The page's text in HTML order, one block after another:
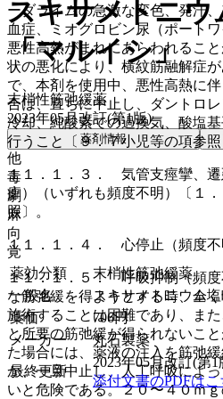
ーダライムの急激な変色、発汗
血症、ミオグロビン尿（ポート
悪性高熱がまれにあらわれるこ
状の悪化により、横紋筋融解症
で、本剤を使用中、悪性高熱に
合は、直ちに中止し、ダントロ
冷却、純酸素での過換気、酸塩
行うこと〔９．７小児等の項参照
１１．１．３． 気管支痙攣、
痺）（いずれも頻度不明）〔１
照〕。
１１．１．４． 心停止（頻度不
１１．１．５． 呼吸抑制（頻
な筋弛緩を得ようとする時、全
施術することは困難であり、ま
と所要の筋弛緩が得られないこ
た場合には、薬液の注入を筋弛
か、一旦中止し、人工呼吸によ
いと危険である。２０〜４０ｍ
スキサメトニウ
「マルイシ」
末梢性筋弛緩薬
2023年05月改訂(第1版)
薬剤情報
他
毒
劇
麻
向
覚
薬効分類
末梢性筋弛緩薬
一般名
スキサメトニウム
薬価
706円
メーカー
丸石製薬
最終更新
2023年05月改訂(第1
添付文書のPDFはこ